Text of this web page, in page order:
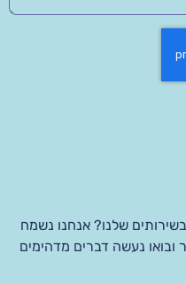
שלנו? אנחנו נשמח
נעשה דברים מדהימים